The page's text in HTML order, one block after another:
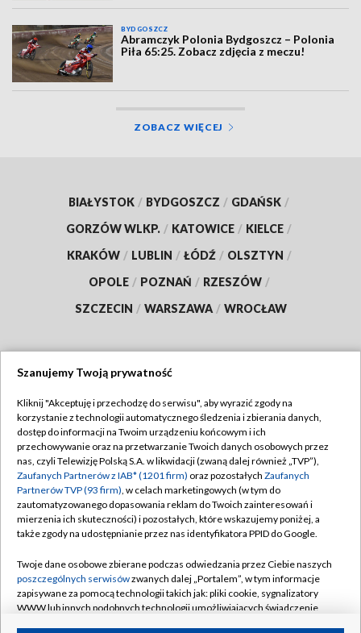
BYDGOSZCZ
Abramczyk Polonia Bydgoszcz – Polonia
Piła 65:25. Zobacz zdjęcia z meczu!
ZOBACZ WIĘCEJ
BIAŁYSTOK / BYDGOSZCZ / GDAŃSK /
GORZÓW WLKP. / KATOWICE / KIELCE /
KRAKÓW / LUBLIN / ŁÓDŹ / OLSZTYN /
OPOLE / POZNAŃ / RZESZÓW /
SZCZECIN / WARSZAWA / WROCŁAW
TVP
Abonament TVP
Emisja w TVP
Centrum informacji TVP
Naziemna Telewizja Cyfrowa
Rada Programowa
System NOS
Informacje o nadawcy
Regulamin TVP
Polityka prywatności
Moje zgody
Pomoc
Kontakt
Szanujemy Twoją prywatność
Kliknij "Akceptuję i przechodzę do serwisu", aby wyrazić zgody na
korzystanie z technologii automatycznego śledzenia i zbierania danych,
dostęp do informacji na Twoim urządzeniu końcowym i ich
przechowywanie oraz na przetwarzanie Twoich danych osobowych przez
nas, czyli Telewizję Polską S.A. w likwidacji (zwaną dalej również „TVP”),
Zaufanych Partnerów z IAB* (1201 firm) oraz pozostałych Zaufanych
Partnerów TVP (93 firm), w celach marketingowych (w tym do
zautomatyzowanego dopasowania reklam do Twoich zainteresowań i
mierzenia ich skuteczności) i pozostałych, które wskazujemy poniżej, a
także zgody na udostępnianie przez nas identyfikatora PPID do Google.
Twoje dane osobowe zbierane podczas odwiedzania przez Ciebie naszych
poszczególnych serwisówzwanych dalej „Portalem”, w tym informacje
zapisywane za pomocą technologii takich jak: pliki cookie, sygnalizatory
WWW lub innych podobnych technologii umożliwiających świadczenie